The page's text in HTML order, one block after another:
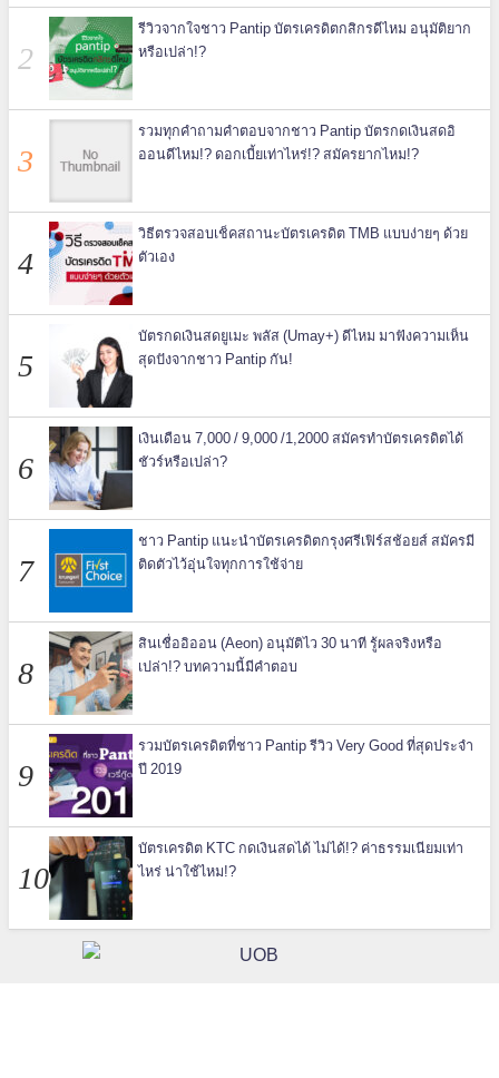
รีวิวจากใจชาว Pantip บัตรเครดิตกสิกรดีไหม อนุมัติยาก
หรือเปล่า!?
รวมทุกคำถามคำตอบจากชาว Pantip บัตรกดเงินสดอิ
ออนดีไหม!? ดอกเบี้ยเท่าไหร่!? สมัครยากไหม!?
วิธีตรวจสอบเช็คสถานะบัตรเครดิต TMB แบบง่ายๆ ด้วย
ตัวเอง
บัตรกดเงินสดยูเมะ พลัส (Umay+) ดีไหม มาฟังความเห็น
สุดปังจากชาว Pantip กัน!
เงินเดือน 7,000 / 9,000 /1,2000 สมัครทำบัตรเครดิตได้
ชัวร์หรือเปล่า?
ชาว Pantip แนะนำบัตรเครดิตกรุงศรีเฟิร์สช้อยส์ สมัครมี
ติดตัวไว้อุ่นใจทุกการใช้จ่าย
สินเชื่ออิออน (Aeon) อนุมัติไว 30 นาที รู้ผลจริงหรือ
เปล่า!? บทความนี้มีคำตอบ
รวมบัตรเครดิตที่ชาว Pantip รีวิว Very Good ที่สุดประจำ
ปี 2019
บัตรเครดิต KTC กดเงินสดได้ ไม่ได้!? ค่าธรรมเนียมเท่า
ไหร่ น่าใช้ไหม!?